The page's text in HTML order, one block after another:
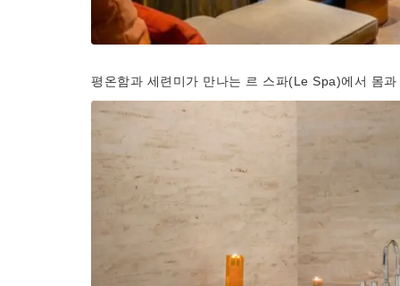
평온함과 세련미가 만나는 르 스파(Le Spa)에서 몸과